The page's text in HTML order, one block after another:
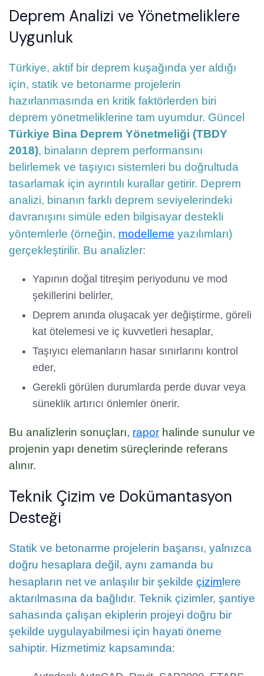
Deprem Analizi ve Yönetmeliklere
Uygunluk
Türkiye, aktif bir deprem kuşağında yer aldığı
için, statik ve betonarme projelerin
hazırlanmasında en kritik faktörlerden biri
deprem yönetmeliklerine tam uyumdur. Güncel
Türkiye Bina Deprem Yönetmeliği (TBDY
2018), binaların deprem performansını
belirlemek ve taşıyıcı sistemleri bu doğrultuda
tasarlamak için ayrıntılı kurallar getirir. Deprem
analizi, binanın farklı deprem seviyelerindeki
davranışını simüle eden bilgisayar destekli
yöntemlerle (örneğin, modelleme yazılımları)
gerçekleştirilir. Bu analizler:
Yapının doğal titreşim periyodunu ve mod
şekillerini belirler,
Deprem anında oluşacak yer değiştirme, göreli
kat ötelemesi ve iç kuvvetleri hesaplar,
Taşıyıcı elemanların hasar sınırlarını kontrol
eder,
Gerekli görülen durumlarda perde duvar veya
süneklik artırıcı önlemler önerir.
Bu analizlerin sonuçları, rapor halinde sunulur ve
projenin yapı denetim süreçlerinde referans
alınır.
Teknik Çizim ve Dokümantasyon
Desteği
Statik ve betonarme projelerin başarısı, yalnızca
doğru hesaplara değil, aynı zamanda bu
hesapların net ve anlaşılır bir şekilde çizimlere
aktarılmasına da bağlıdır. Teknik çizimler, şantiye
sahasında çalışan ekiplerin projeyi doğru bir
şekilde uygulayabilmesi için hayati öneme
sahiptir. Hizmetimiz kapsamında: